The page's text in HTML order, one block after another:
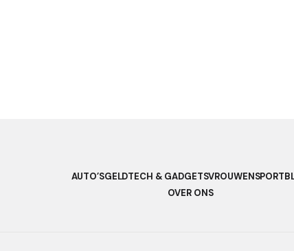
AUTO’SGELDTECH & GADGETSVROUWENSPORT
OVER ONS